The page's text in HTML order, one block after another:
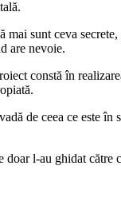
sunt ceva
are nevoie.
constă în
de ceea ce este în
l-au ghidat către